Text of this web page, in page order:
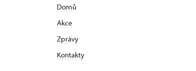
Domů
Akce
Zprávy
Kontakty